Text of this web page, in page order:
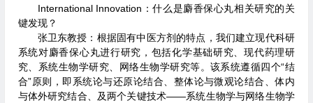
International Innovation：什么是麝香保心丸相关研究的关
键发现？
张卫东教授：根据固有中医方剂的特点，我们建立现代科研
系统对麝香保心丸进行研究，包括化学基础研究、现代药理研
究、系统生物学研究、网络生物学研究等。该系统遵循四个“结
合”原则，即系统论与还原论结合、整体论与微观论结合、体内
与体外研究结合、及两个关键技术——系统生物学与网络生物学